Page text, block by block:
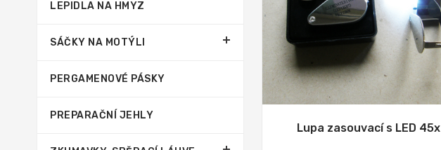
Lupa zasouvací s LED 45x
LEPIDLA NA HMYZ
SÁČKY NA MOTÝLI
PERGAMENOVÉ PÁSKY
PREPARAČNÍ JEHLY